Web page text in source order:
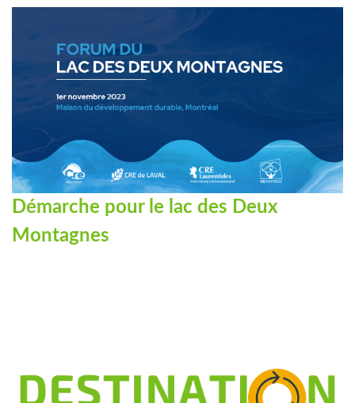
Démarche pour le lac des Deux
Montagnes